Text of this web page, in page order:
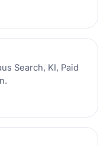
Search, KI, Paid